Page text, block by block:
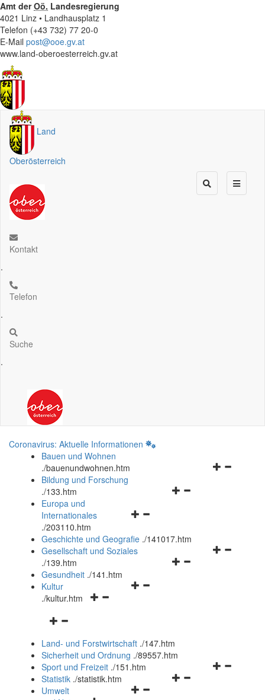
Amt derOö. Landesregierung
4021 Linz • Landhausplatz 1
Telefon (+43 732) 77 20-0
E-Mail post@ooe.gv.at
www.land-oberoesterreich.gv.at
Land
Oberösterreich
Kontakt
.
Telefon
.
Suche
.
Coronavirus: Aktuelle Informationen
Bauen und Wohnen
./bauenundwohnen.htm
Navigationsmenü
Bildung und Forschung
./133.htm
Navigationsmenü
und
schließen
Europa und
Internationales
./203110.htm
Geschichte und Geografie ./141017.htm
Navigationsmenü
Gesellschaft und Soziales
./139.htm
Navigationsmenü
Gesundheit ./141.htm
Navigationsmenü
Kultur
./kultur.htm
Navigationsmenü
und
schließen
Land- und Forstwirtschaft ./147.htm
Sicherheit und Ordnung ./89557.htm
Navigationsmenü
Sport und Freizeit ./151.htm
Navigationsmenü
Statistik ./statistik.htm
Umwelt